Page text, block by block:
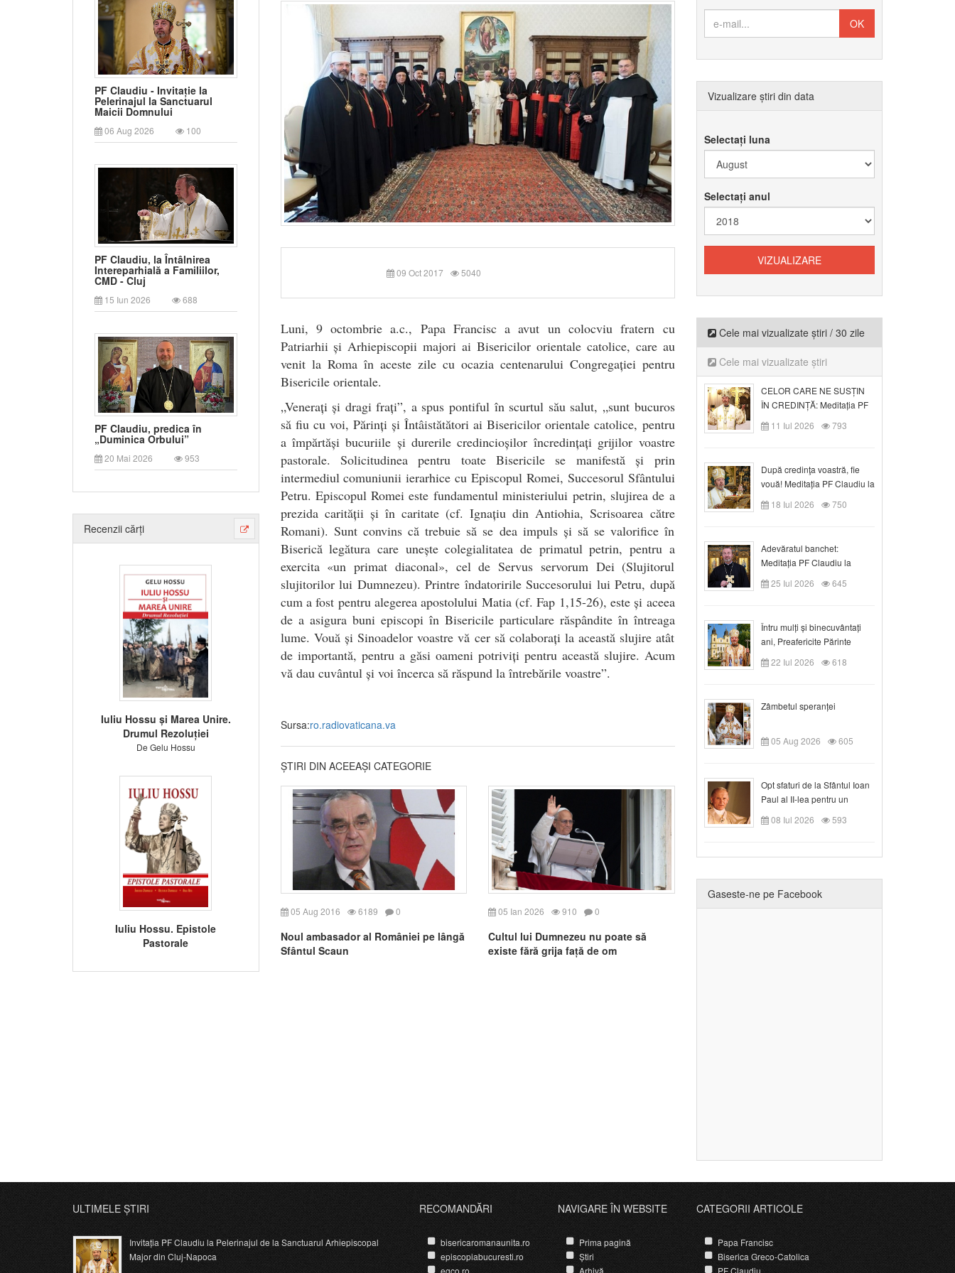
PF Claudiu - Invitație la
Pelerinajul la Sanctuarul
Maicii Domnului
06 Aug 2026 100
PF Claudiu, la Întâlnirea
Intereparhială a Familiilor,
CMD - Cluj
15 Iun 2026 688
PF Claudiu, predica în
„Duminica Orbului”
20 Mai 2026 953
Recenzii cărți
Iuliu Hossu și Marea Unire.
Drumul Rezoluției
De Gelu Hossu
Iuliu Hossu. Epistole
Pastorale
09 Oct 2017 5040
Luni, 9 octombrie a.c., Papa Francisc a avut un colocviu fratern cu
Patriarhii și Arhiepiscopii majori ai Bisericilor orientale catolice, care au
venit la Roma în aceste zile cu ocazia centenarului Congregației pentru
Bisericile orientale.
„Venerați și dragi frați”, a spus pontiful în scurtul său salut, „sunt bucuros
să fiu cu voi, Părinți și Întâistătători ai Bisericilor orientale catolice, pentru
a împărtăși bucuriile și durerile credincioșilor încredințați grijilor voastre
pastorale. Solicitudinea pentru toate Bisericile se manifestă și prin
intermediul comuniunii ierarhice cu Episcopul Romei, Succesorul Sfântului
Petru. Episcopul Romei este fundamentul ministeriului petrin, slujirea de a
prezida carității și în caritate (cf. Ignațiu din Antiohia, Scrisoarea către
Romani). Sunt convins că trebuie să se dea impuls și să se valorifice în
Biserică legătura care unește colegialitatea de primatul petrin, pentru a
exercita «un primat diaconal», cel de Servus servorum Dei (Slujitorul
slujitorilor lui Dumnezeu). Printre îndatoririle Succesorului lui Petru, după
cum a fost pentru alegerea apostolului Matia (cf. Fap 1,15-26), este și aceea
de a asigura buni episcopi în Bisericile particulare răspândite în întreaga
lume. Vouă și Sinoadelor voastre vă cer să colaborați la această slujire atât
de importantă, pentru a găsi oameni potriviți pentru această slujire. Acum
vă dau cuvântul și voi încerca să răspund la întrebările voastre”.
Sursa:ro.radiovaticana.va
ȘTIRI DIN ACEEAȘI CATEGORIE
05 Aug 2016 6189 0
Noul ambasador al României pe lângă
Sfântul Scaun
05 Ian 2026 910 0
Cultul lui Dumnezeu nu poate să
existe fără grija față de om
Vizualizare știri din data
Selectați luna
Selectați anul
Cele mai vizualizate știri / 30 zile
Cele mai vizualizate știri
CELOR CARE NE SUSȚIN
ÎN CREDINȚĂ: Meditația PF
Claudiu la Duminica a VI-a
după Rusalii
11 Iul 2026 793
După credinţa voastră, fie
vouă! Meditația PF Claudiu la
duminica a VII-a după Rusalii
18 Iul 2026 750
Adevăratul banchet:
Meditația PF Claudiu la
Duminica a VIII-a după
Rusalii
25 Iul 2026 645
Întru mulți și binecuvântați
ani, Preafericite Părinte
Claudiu!
22 Iul 2026 618
Zâmbetul speranței
05 Aug 2026 605
Opt sfaturi de la Sfântul Ioan
Paul al II-lea pentru un
creștin
08 Iul 2026 593
Gaseste-ne pe Facebook
ULTIMELE ȘTIRI
Invitația PF Claudiu la Pelerinajul de la Sanctuarul Arhiepiscopal
Major din Cluj-Napoca
RECOMANDĂRI
bisericaromanaunita.ro
episcopiabucuresti.ro
egco.ro
NAVIGARE ÎN WEBSITE
Prima pagină
Știri
Arhivă
CATEGORII ARTICOLE
Papa Francisc
Biserica Greco-Catolica
PF Claudiu